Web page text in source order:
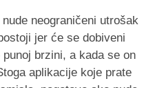
neograničeni utrošak
jer će se dobiveni
brzini, a kada se on
aplikacije koje prate